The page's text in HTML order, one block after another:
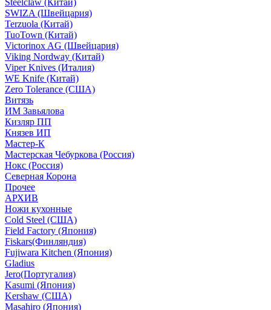
Steelclaw (Китай)
SWIZA (Швейцария)
Terzuola (Китай)
TuoTown (Китай)
Victorinox AG (Швейцария)
Viking Nordway (Китай)
Viper Knives (Италия)
WE Knife (Китай)
Zero Tolerance (США)
Витязь
ИМ Завьялова
Кизляр ПП
Князев ИП
Мастер-К
Мастерская Чебуркова (Россия)
Нокс (Россия)
Северная Корона
Прочее
АРХИВ
Ножи кухонные
Cold Steel (США)
Field Factory (Япония)
Fiskars(Финляндия)
Fujiwara Kitchen (Япония)
Gladius
Jero(Португалия)
Kasumi (Япония)
Kershaw (США)
Masahiro (Япония)